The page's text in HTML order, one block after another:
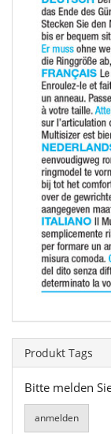
Produkt Tags
Bitte melden